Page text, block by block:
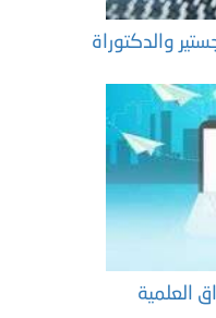
والدكتوراة
العلمية